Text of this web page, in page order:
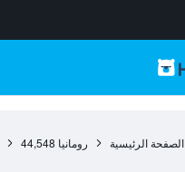
الصفحة الرئيسية رومانيا 44,548